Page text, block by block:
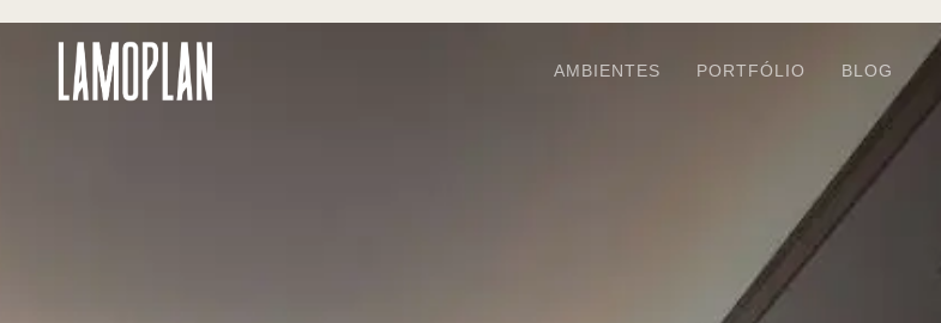
AMBIENTES PORTFÓLIO BLOG